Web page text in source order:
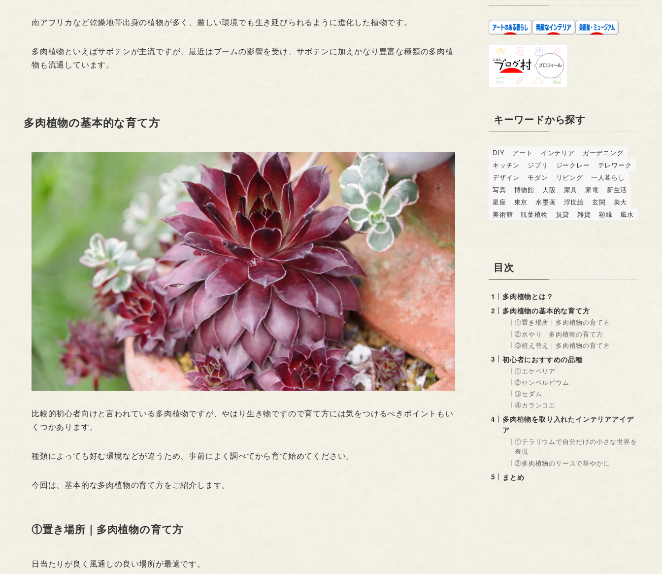
南アフリカなど乾燥地帯出身の植物が多く、厳しい環境でも生き延びられるように進化した植物です。
多肉植物といえばサボテンが主流ですが、最近はブームの影響を受け、サボテンに加えかなり豊富な種類の多肉植
物も流通しています。
多肉植物の基本的な育て方
比較的初心者向けと言われている多肉植物ですが、やはり生き物ですので育て方には気をつけるべきポイントもい
くつかあります。
種類によっても好む環境などが違うため、事前によく調べてから育て始めてください。
今回は、基本的な多肉植物の育て方をご紹介します。
①置き場所｜多肉植物の育て方
日当たりが良く風通しの良い場所が最適です。
キーワードから探す
DIY アート インテリア
ガーデニング
キッチン
ジブリ ジークレー
テレワーク
デザイン
モダン リビング
一人暮らし
写真
博物館 大阪 家具 家電
新生活
星座
東京 水墨画 浮世絵 玄関
美大
美術館
観葉植物 賃貸 雑貨 額縁 風水
目次
多肉植物とは？
多肉植物の基本的な育て方
①置き場所｜多肉植物の育て方
②水やり｜多肉植物の育て方
③植え替え｜多肉植物の育て方
初心者におすすめの品種
①エケベリア
②センペルビウム
③セダム
④カランコエ
多肉植物を取り入れたインテリアアイデ
ア
①テラリウムで自分だけの小さな世界を
表現
②多肉植物のリースで華やかに
まとめ